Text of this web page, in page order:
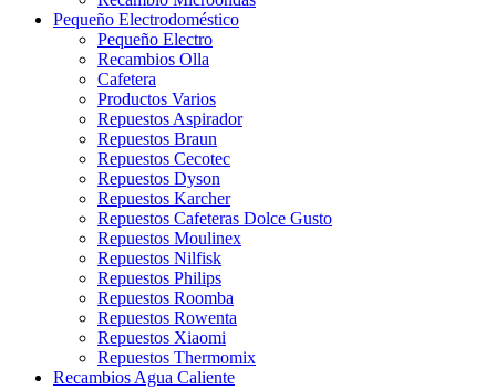
Pequeño Electrodoméstico
Pequeño Electro
Recambios Olla
Cafetera
Productos Varios
Repuestos Aspirador
Repuestos Braun
Repuestos Cecotec
Repuestos Dyson
Repuestos Karcher
Repuestos Cafeteras Dolce Gusto
Repuestos Moulinex
Repuestos Nilfisk
Repuestos Philips
Repuestos Roomba
Repuestos Rowenta
Repuestos Xiaomi
Repuestos Thermomix
Recambios Agua Caliente